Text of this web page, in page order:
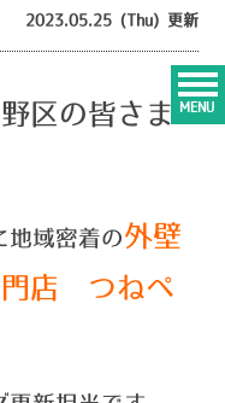
MENU
2023.05.25 (Thu) 更新
区の皆さま
地域密着の外壁
門店 つねペ